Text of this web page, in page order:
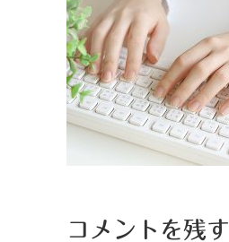
コメントを残す